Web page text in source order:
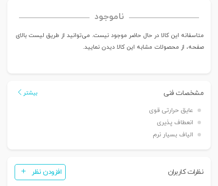
ناموجود
متاسفانه این کالا در حال حاضر موجود نیست. می‌توانید از طریق لیست بالای
صفحه، از محصولات مشابه این کالا دیدن نمایید.
مشخصات فنی بیشتر
عایق حرارتی قوی
انعطاف پذیری
الیاف بسیار نرم
نظرات کاربران افزودن نظر